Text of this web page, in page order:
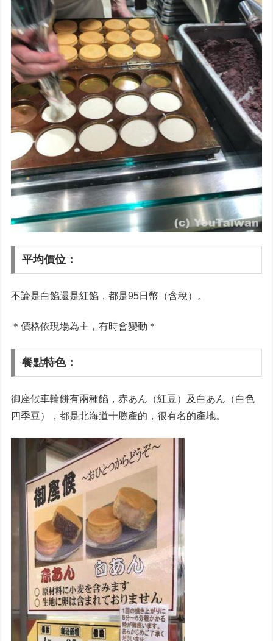
平均價位：
不論是白餡還是紅餡，都是95日幣（含稅）。
＊價格依現場為主，有時會變動＊
餐點特色：
御座候車輪餅有兩種餡，赤あん（紅豆）及白あん（白色
四季豆），都是北海道十勝產的，很有名的產地。